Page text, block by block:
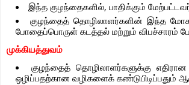
இந்த குழந்தைகளில், பாதிக்கும்
குழந்தைத் தொழிலாளர்களின் இந்த
போதைப்பொருள் கடத்தல் மற்றும் விபச்சாரம்
முக்கியத்துவம்
குழந்தைத் தொழிலாளர்களுக்கு
ஒழிப்பதற்கான வழிகளைக் கண்டுபிடிப்பதும்